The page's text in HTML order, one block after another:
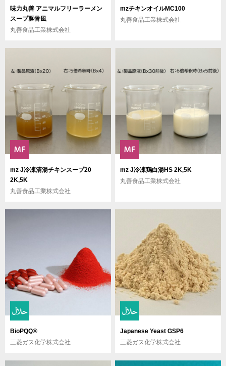
味力丸善 アニマルフリーラーメン
スープ豚骨風
丸善食品工業株式会社
mzチキンオイルMC100
丸善食品工業株式会社
mz J冷凍清湯チキンスープ20
2K,5K
丸善食品工業株式会社
mz J冷凍鶏白湯HS 2K,5K
丸善食品工業株式会社
BioPQQ®
三菱ガス化学株式会社
Japanese Yeast GSP6
三菱ガス化学株式会社